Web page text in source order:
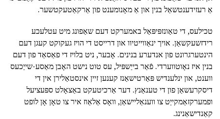
אַ רעזידענטשאַל בנין און אַ מאָנומענט פון אַרקאַטעקטשער.
טכילעס, די טאַונזפּיפּאַל באמערקט דעם שאַפונג מיט עטלעכע
רידזשעקשאַן. אויך ינאַווייטיוו און דרייסט די הויז געקוקט קעגן דעם
הינטערגרונט פון אנדערע בנינים. אָבער, ניט בלויז די פאַסאַד פון דעם
בנין איז נאָוטווערדי. פֿאַר בייַשפּיל, עס טוט נישט האָבן מאַסע-שייַכעס
ווענט, און ינלענדיש פּאַרטישאַנז קענען זיין אינסטאַלירן אין די
דיסקרעשאַן פון די טענאַנץ. דער אַרכיטעקט באַצאָלט ספּעציעל
ופמערקזאַמקייַט צו ווענאַליישאַן, וואָס אַלאַוז איר צו טאָן אָן לופט
קאַנדישאַנינג.